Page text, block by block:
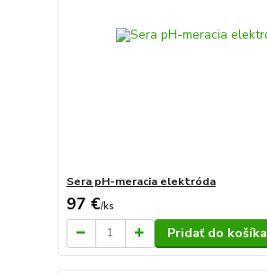
Sera pH-meracia elektróda
97 €/ks
Pridať do košíka